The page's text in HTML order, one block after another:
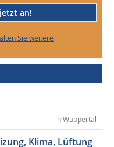
an!
Sie weitere
in Wuppertal
Klima, Lüftung